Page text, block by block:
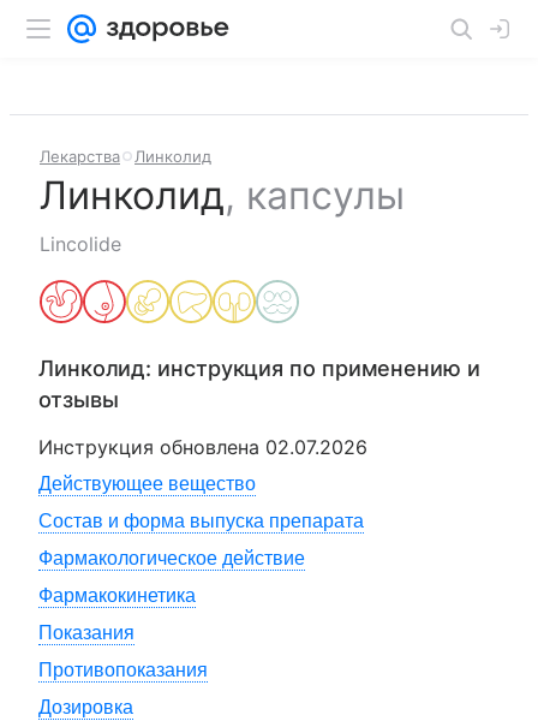
Лекарства Линколид
Линколид, капсулы
Lincolide
Линколид: инструкция по применению и
отзывы
Инструкция обновлена 02.07.2026
Действующее вещество
Состав и форма выпуска препарата
Фармакологическое действие
Фармакокинетика
Показания
Противопоказания
Дозировка